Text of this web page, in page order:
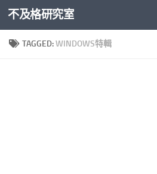
Skip to content
不及格研究室
TAGGED:WINDOWS特輯